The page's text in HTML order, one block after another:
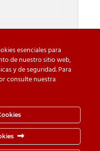
Descargas
de Denuncias
la información
esenciales para
de nuestro sitio web,
y de seguridad. Para
consulte nuestra